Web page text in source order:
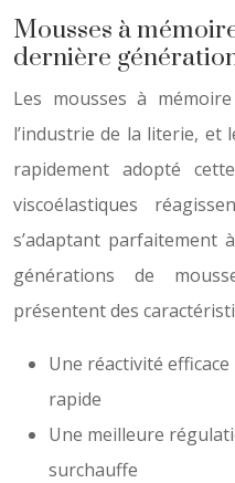
Mousses à
dernière
Les mousses à
l’industrie de la literie, et
rapidement adopté
viscoélastiques
s’adaptant parfaitement
générations de
présentent des
Une réactivité
rapide
Une meilleure
surchauffe